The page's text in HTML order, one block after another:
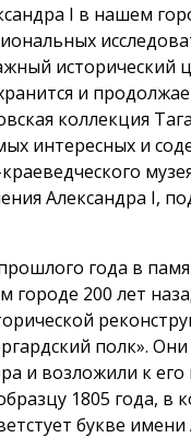
I в нашем
исторический
и
коллекция
интересных и
Александра I,
года в
городе 200 лет
полк».
и возложили к его
1805 года, в
букве имени